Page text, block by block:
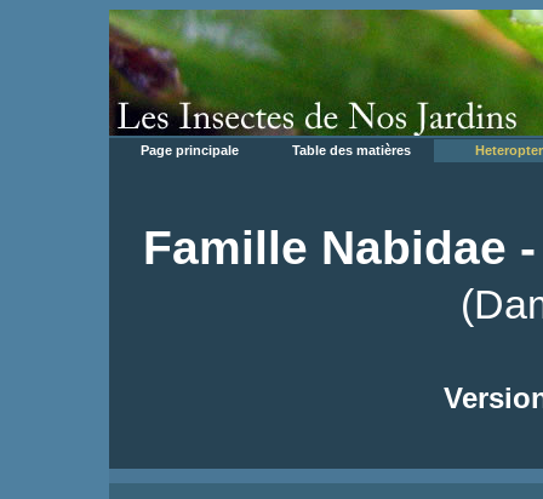
Page principale Table des matières
Famille Nabidae